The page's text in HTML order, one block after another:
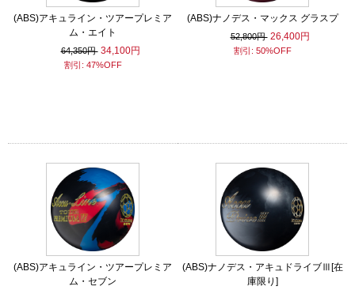
(ABS)アキュライン・ツアープレミア
ム・エイト
64,350円 34,100円
割引: 47%OFF
(ABS)ナノデス・マックス グラスプ
52,800円 26,400円
割引: 50%OFF
(ABS)アキュライン・ツアープレミア
ム・セブン
(ABS)ナノデス・アキュドライブⅢ[在
庫限り]